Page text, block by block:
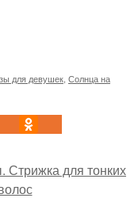
для девушек Солнца на